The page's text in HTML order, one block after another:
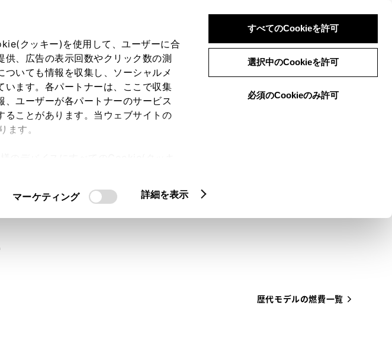
クッキー)を使用して、ユーザーに合
、広告の表示回数やクリック数の測
いても情報を収集し、ソーシャルメ
います。各パートナーは、ここで収集
ユーザーが各パートナーのサービス
ることがあります。当ウェブサイトの
す。
マーケティング 詳細を表示
すべてのCookieを許可
選択中のCookieを許可
必須のCookieのみ許可
ログイン 検索 メニュー
メニュー
見積り
クルマ情報
歴代モデルの燃費一覧